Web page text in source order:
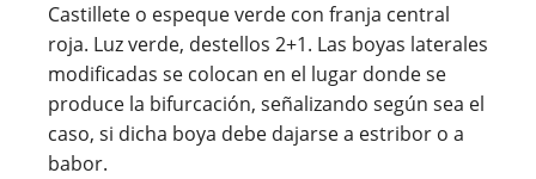
Castillete o espeque verde con franja central
roja. Luz verde, destellos 2+1. Las boyas laterales
modificadas se colocan en el lugar donde se
produce la bifurcación, señalizando según sea el
caso, si dicha boya debe dajarse a estribor o a
babor.